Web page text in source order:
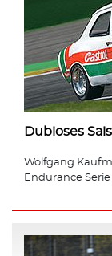
Dubioses
Wolfgang
Endurance